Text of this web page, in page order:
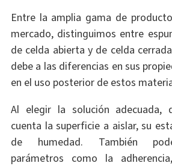
Entre la amplia gama de
mercado, distinguimos entre
de celda abierta y de celda
debe a las diferencias en sus
en el uso posterior de estos
Al elegir la solución adecuada,
cuenta la superficie a aislar, su
de humedad. También
parámetros como la